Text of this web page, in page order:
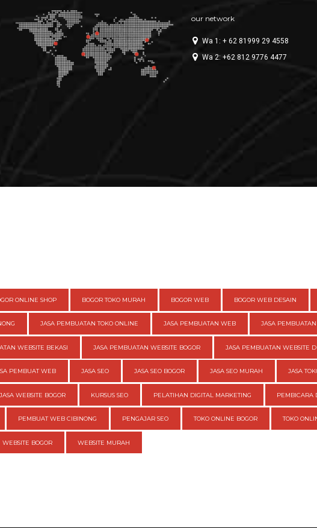
our network
Wa 1: + 62 81999 29 4558
Wa 2: +62 812 9776 4477
ONLINE SHOP BOGOR TOKO MURAH BOGOR WEB BOGOR WEB DESAIN
JASA PEMBUATAN TOKO ONLINE JASA PEMBUATAN WEB JASA
WEBSITE BEKASI JASA PEMBUATAN WEBSITE BOGOR JASA PEMBUATAN WEBSITE
PEMBUAT WEB JASA SEO JASA SEO BOGOR JASA SEO MURAH JASA
JASA WEBSITE BOGOR KURSUS SEO PELATIHAN DIGITAL MARKETING PEMBICARA
PEMBUAT WEB CIBINONG PENGAJAR SEO TOKO ONLINE BOGOR TOKO
WEBSITE BOGOR WEBSITE MURAH